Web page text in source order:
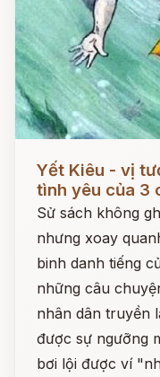
Đọc ngay
Yết Kiêu - vị
tình yêu của 3
Sử sách không
nhưng xoay
binh danh tiếng
những câu
nhân dân truyền
được sự ngưỡng
bơi lội được ví